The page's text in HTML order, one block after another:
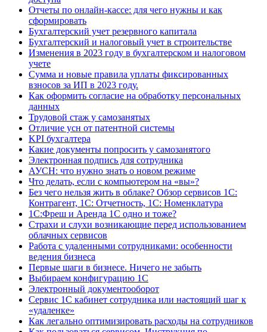
Отчеты по онлайн-кассе: для чего нужны и как
сформировать
Бухгалтерский учет резервного капитала
Бухгалтерский и налоговый учет в строительстве
Изменения в 2023 году в бухгалтерском и налоговом
учете
Сумма и новые правила уплаты фиксированных
взносов за ИП в 2023 году.
Как оформить согласие на обработку персональных
данных
Трудовой стаж у самозанятых
Отличие усн от патентной системы
KPI бухгалтера
Какие документы попросить у самозанятого
Электронная подпись для сотрудника
АУСН: что нужно знать о новом режиме
Что делать, если с компьютером на «вы»?
Без чего нельзя жить в облаке? Обзор сервисов 1С:
Контрагент, 1С: Отчетность, 1С: Номенклатура
1С:Фреш и Аренда 1С одно и тоже?
Страхи и слухи возникающие перед использованием
облачных сервисов
Работа с удаленными сотрудниками: особенности
ведения бизнеса
Первые шаги в бизнесе. Ничего не забыть
Выбираем конфигурацию 1С
Электронный документооборот
Сервис 1С кабинет сотрудника или настоящий шаг к
«удаленке»
Как легально оптимизировать расходы на сотрудников